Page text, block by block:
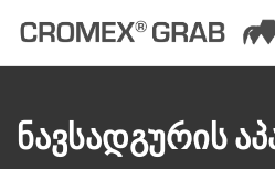
ᲜᲐᲕᲡᲐᲓᲒᲣᲠᲘᲡ